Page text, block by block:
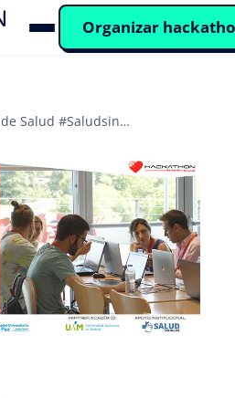
Organizar
IV Hackathon Nacional de Salud #SaludsinBulos